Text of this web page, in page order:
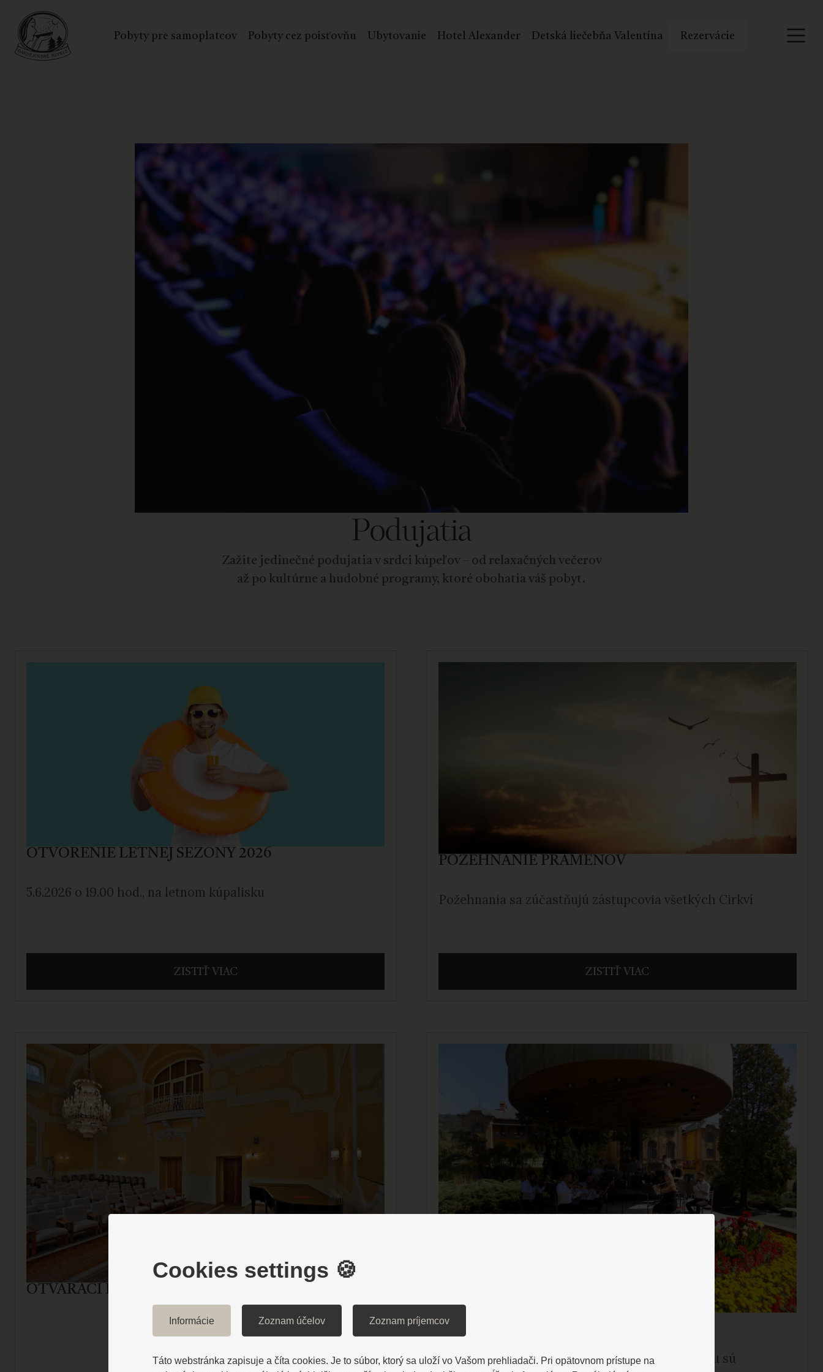
Pobyty pre samoplatcov Pobyty cez poisťovňu Ubytovanie Hotel Alexander Detská liečebňa Valentína Rezervácie
Podujatia
Zažite jedinečné podujatia v srdci kúpeľov – od relaxačných večerov
až po kultúrne a hudobné programy, ktoré obohatia váš pobyt.
OTVORENIE LETNEJ SEZÓNY 2026
5.6.2026 o 19.00 hod., na letnom kúpalisku
ZISTIŤ VIAC
POŽEHNANIE PRAMEŇOV
Požehnania sa zúčastňujú zástupcovia všetkých Cirkví
ZISTIŤ VIAC
OTVÁRACÍ KONCERT HUDOBNÉHO LETA
LETNÉ PROMENÁDNE KONCERTY
Vonkajšie promenádne koncerty pred kolonádou sú
Cookies settings 🍪
Informácie Zoznam účelov Zoznam príjemcov
Táto webstránka zapisuje a číta cookies. Je to súbor, ktorý sa uloží vo Vašom prehliadači. Pri opätovnom prístupe na